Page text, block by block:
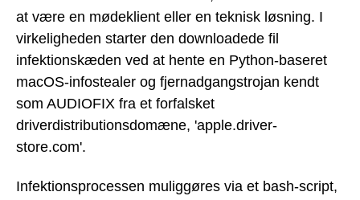
at være en mødeklient eller en teknisk løsning. I
virkeligheden starter den downloadede fil
infektionskæden ved at hente en Python-baseret
macOS-infostealer og fjernadgangstrojan kendt
som AUDIOFIX fra et forfalsket
driverdistributionsdomæne, 'apple.driver-
store.com'.
Infektionsprocessen muliggøres via et bash-script,